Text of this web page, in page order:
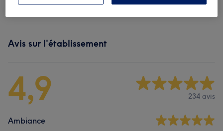
Femme - Forfaits (24) à partir de 34 €
Avis sur l'établissement
4,9 234 avis
Ambiance